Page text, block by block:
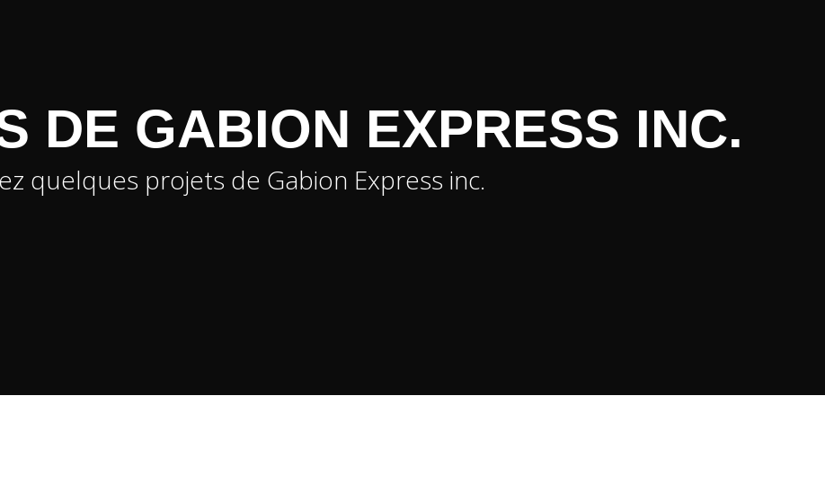
DE GABION EXPRESS INC.
quelques projets de Gabion Express inc.